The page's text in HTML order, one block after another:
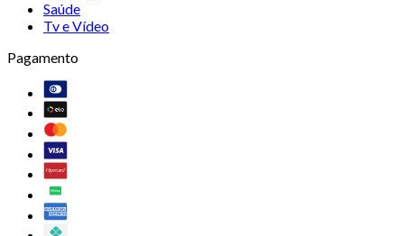
Saúde
Tv e Vídeo
Pagamento